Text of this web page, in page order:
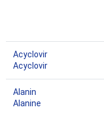
Acyclovir
Acyclovir
Alanin
Alanine